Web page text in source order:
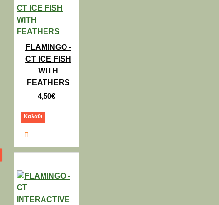
FLAMINGO -
CT ICE FISH
WITH
FEATHERS
4,50€
Καλάθι